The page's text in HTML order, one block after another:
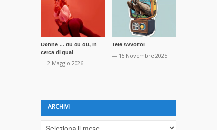
Donne … du du du, in
cerca di guai
— 2 Maggio 2026
Tele Avvoltoi
— 15 Novembre 2025
ARCHIVI
Archivi